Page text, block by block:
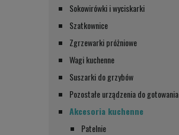
Sokowirówki i wyciskarki
Szatkownice
Zgrzewarki próżniowe
Wagi kuchenne
Suszarki do grzybów
Pozostałe urządzenia do gotowania
Akcesoria kuchenne
Patelnie